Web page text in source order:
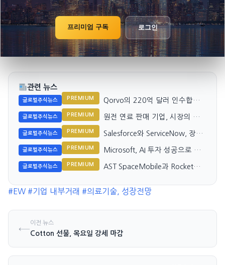
프리미엄 구독 로그인
관련 뉴스
글로벌주식뉴스 PREMIUM
Qorvo의 220억 달러 인수합병,
글로벌주식뉴스 PREMIUM
원전 연료 판매 기업, 시장의 기
글로벌주식뉴스 PREMIUM
Salesforce와 ServiceNow, 장기
글로벌주식뉴스 PREMIUM
Microsoft, AI 투자 성공으로 시
글로벌주식뉴스 PREMIUM
AST SpaceMobile과 Rocket
#EW #기업 내부거래 #의료기술, 성장전망
←이전 뉴스
Cotton 선물, 목요일 강세 마감